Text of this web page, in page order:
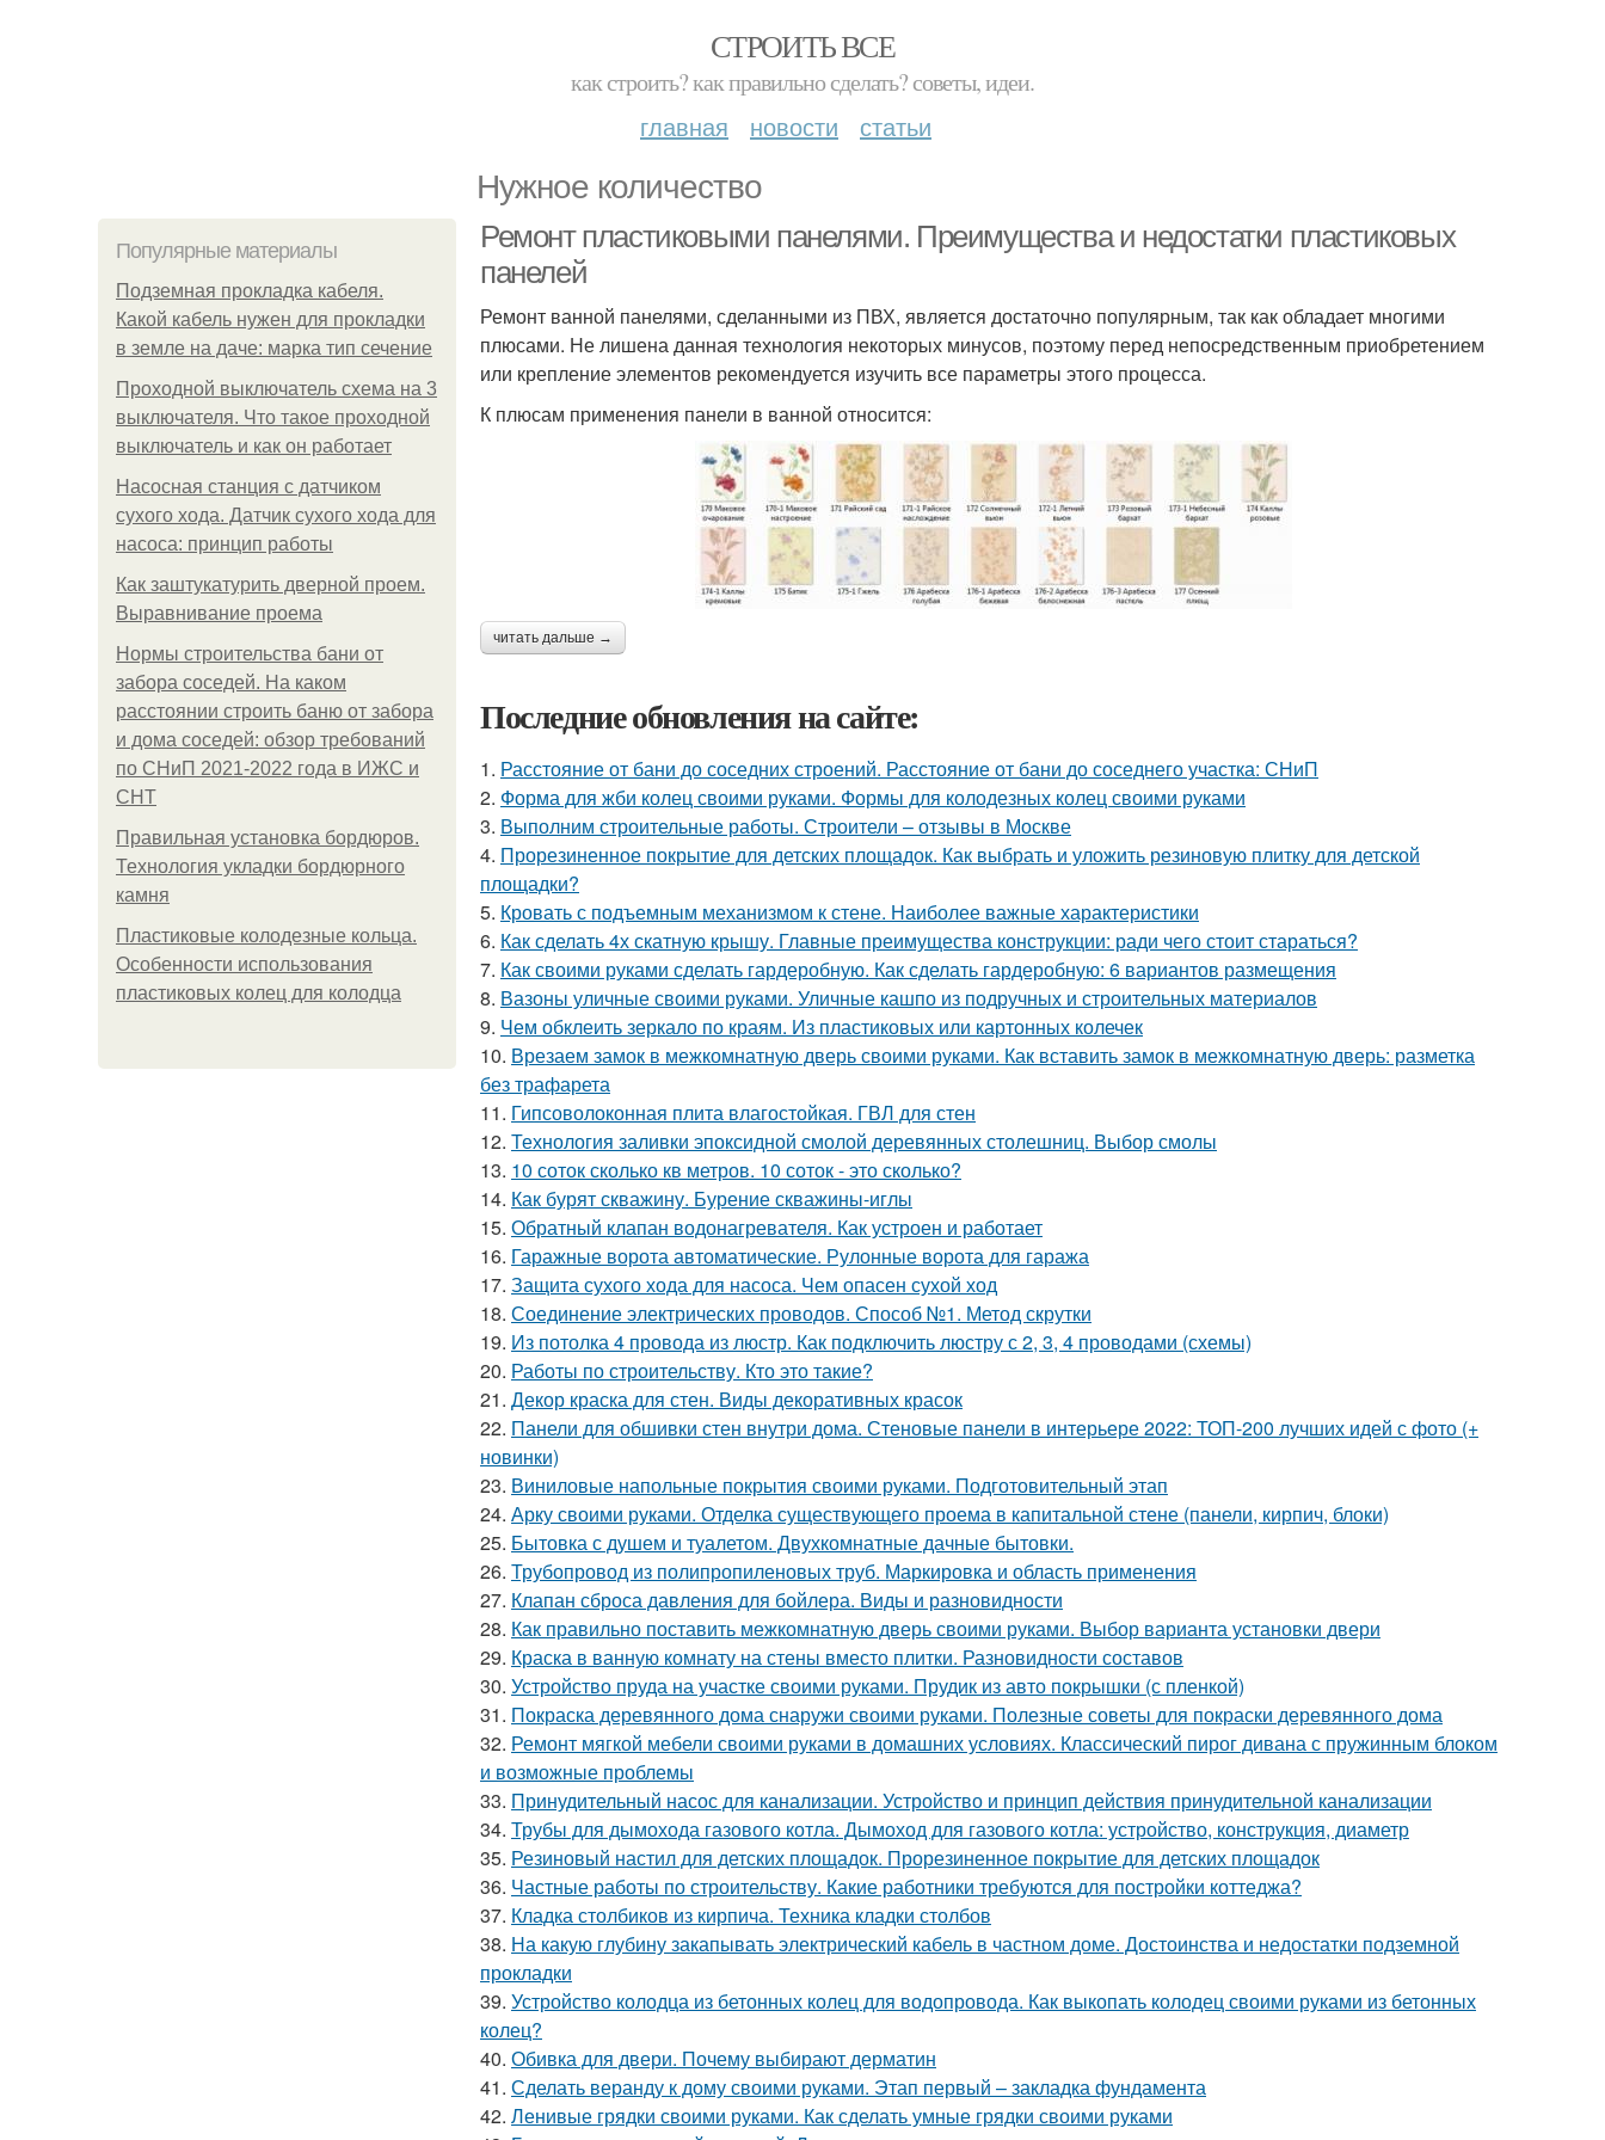
СТРОИТЬ ВСЕ
как строить? как правильно сделать? советы, идеи.
главная новости статьи
Нужное количество
Популярные материалы
Подземная прокладка кабеля.
Какой кабель нужен для прокладки
в земле на даче: марка тип сечение
Проходной выключатель схема на 3
выключателя. Что такое проходной
выключатель и как он работает
Насосная станция с датчиком
сухого хода. Датчик сухого хода для
насоса: принцип работы
Как заштукатурить дверной проем.
Выравнивание проема
Нормы строительства бани от
забора соседей. На каком
расстоянии строить баню от забора
и дома соседей: обзор требований
по СНиП 2021-2022 года в ИЖС и
СНТ
Правильная установка бордюров.
Технология укладки бордюрного
камня
Пластиковые колодезные кольца.
Особенности использования
пластиковых колец для колодца
Ремонт пластиковыми панелями. Преимущества и недостатки пластиковых
панелей
Ремонт ванной панелями, сделанными из ПВХ, является достаточно популярным, так как обладает многими
плюсами. Не лишена данная технология некоторых минусов, поэтому перед непосредственным приобретением
или крепление элементов рекомендуется изучить все параметры этого процесса.
К плюсам применения панели в ванной относится:
читать дальше →
Последние обновления на сайте:
1. Расстояние от бани до соседних строений. Расстояние от бани до соседнего участка: СНиП
2. Форма для жби колец своими руками. Формы для колодезных колец своими руками
3. Выполним строительные работы. Строители – отзывы в Москве
4. Прорезиненное покрытие для детских площадок. Как выбрать и уложить резиновую плитку для детской
площадки?
5. Кровать с подъемным механизмом к стене. Наиболее важные характеристики
6. Как сделать 4х скатную крышу. Главные преимущества конструкции: ради чего стоит стараться?
7. Как своими руками сделать гардеробную. Как сделать гардеробную: 6 вариантов размещения
8. Вазоны уличные своими руками. Уличные кашпо из подручных и строительных материалов
9. Чем обклеить зеркало по краям. Из пластиковых или картонных колечек
10. Врезаем замок в межкомнатную дверь своими руками. Как вставить замок в межкомнатную дверь: разметка
без трафарета
11. Гипсоволоконная плита влагостойкая. ГВЛ для стен
12. Технология заливки эпоксидной смолой деревянных столешниц. Выбор смолы
13. 10 соток сколько кв метров. 10 соток - это сколько?
14. Как бурят скважину. Бурение скважины-иглы
15. Обратный клапан водонагревателя. Как устроен и работает
16. Гаражные ворота автоматические. Рулонные ворота для гаража
17. Защита сухого хода для насоса. Чем опасен сухой ход
18. Соединение электрических проводов. Способ №1. Метод скрутки
19. Из потолка 4 провода из люстр. Как подключить люстру с 2, 3, 4 проводами (схемы)
20. Работы по строительству. Кто это такие?
21. Декор краска для стен. Виды декоративных красок
22. Панели для обшивки стен внутри дома. Стеновые панели в интерьере 2022: ТОП-200 лучших идей с фото (+
новинки)
23. Виниловые напольные покрытия своими руками. Подготовительный этап
24. Арку своими руками. Отделка существующего проема в капитальной стене (панели, кирпич, блоки)
25. Бытовка с душем и туалетом. Двухкомнатные дачные бытовки.
26. Трубопровод из полипропиленовых труб. Маркировка и область применения
27. Клапан сброса давления для бойлера. Виды и разновидности
28. Как правильно поставить межкомнатную дверь своими руками. Выбор варианта установки двери
29. Краска в ванную комнату на стены вместо плитки. Разновидности составов
30. Устройство пруда на участке своими руками. Прудик из авто покрышки (с пленкой)
31. Покраска деревянного дома снаружи своими руками. Полезные советы для покраски деревянного дома
32. Ремонт мягкой мебели своими руками в домашних условиях. Классический пирог дивана с пружинным блоком
и возможные проблемы
33. Принудительный насос для канализации. Устройство и принцип действия принудительной канализации
34. Трубы для дымохода газового котла. Дымоход для газового котла: устройство, конструкция, диаметр
35. Резиновый настил для детских площадок. Прорезиненное покрытие для детских площадок
36. Частные работы по строительству. Какие работники требуются для постройки коттеджа?
37. Кладка столбиков из кирпича. Техника кладки столбов
38. На какую глубину закапывать электрический кабель в частном доме. Достоинства и недостатки подземной
прокладки
39. Устройство колодца из бетонных колец для водопровода. Как выкопать колодец своими руками из бетонных
колец?
40. Обивка для двери. Почему выбирают дерматин
41. Сделать веранду к дому своими руками. Этап первый – закладка фундамента
42. Ленивые грядки своими руками. Как сделать умные грядки своими руками